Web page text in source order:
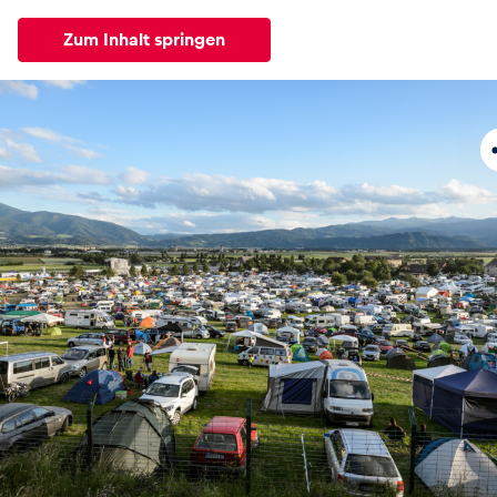
Zum Inhalt springen
Alle
News
Alle anzeigen
Events
Alle anzeigen